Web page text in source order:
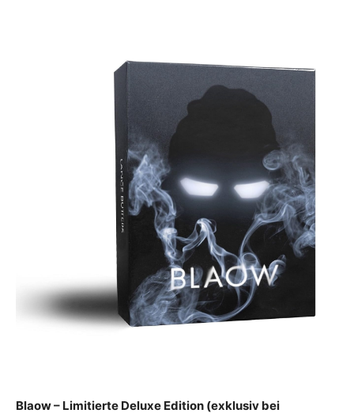
Blaow – Limitierte Deluxe Edition (exklusiv bei